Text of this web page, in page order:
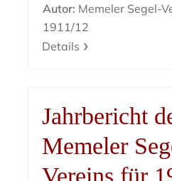
Autor: Memeler Segel-
1911/12
Details
Jahrbericht
Memeler